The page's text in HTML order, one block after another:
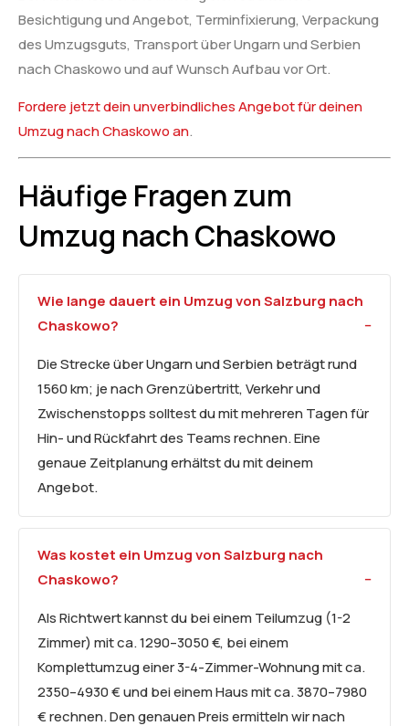
Besichtigung und Angebot, Terminfixierung, Verpackung
des Umzugsguts, Transport über Ungarn und Serbien
nach Chaskowo und auf Wunsch Aufbau vor Ort.
Fordere jetzt dein unverbindliches Angebot für deinen
Umzug nach Chaskowo an.
Häufige Fragen zum
Umzug nach Chaskowo
Wie lange dauert ein Umzug von Salzburg nach
Chaskowo?
Die Strecke über Ungarn und Serbien beträgt rund
1560 km; je nach Grenzübertritt, Verkehr und
Zwischenstopps solltest du mit mehreren Tagen für
Hin- und Rückfahrt des Teams rechnen. Eine
genaue Zeitplanung erhältst du mit deinem
Angebot.
Was kostet ein Umzug von Salzburg nach
Chaskowo?
Als Richtwert kannst du bei einem Teilumzug (1-2
Zimmer) mit ca. 1290–3050 €, bei einem
Komplettumzug einer 3-4-Zimmer-Wohnung mit ca.
2350–4930 € und bei einem Haus mit ca. 3870–7980
€ rechnen. Den genauen Preis ermitteln wir nach